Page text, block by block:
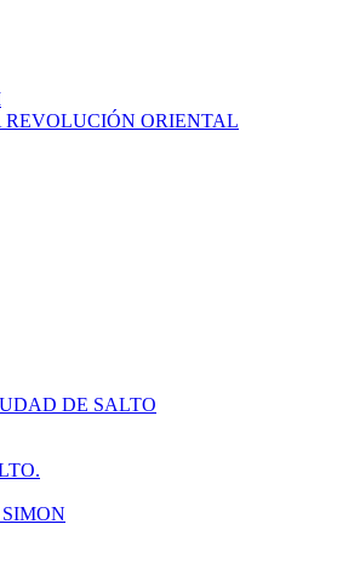
ORIENTAL
DE SALTO